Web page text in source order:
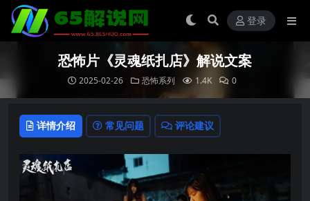
登录
恐怖片《灵魂纸扎店》解说文案
2025-02-26 恐怖系列 1.4K 0
详情介绍 常见问题 评论建议